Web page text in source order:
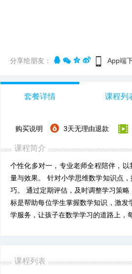
分享给朋友： App端
套餐详情 课程列
购买说明 3天无理由退款
课程简介
个性化多对一，专业老师全程陪伴，
量与效果。 针对小学思维数学知识点
巧。 通过定期评估，及时调整学习策
标是帮助每位学生掌握数学知识，激
学服务，让孩子在数学学习的道路上，
课程列表